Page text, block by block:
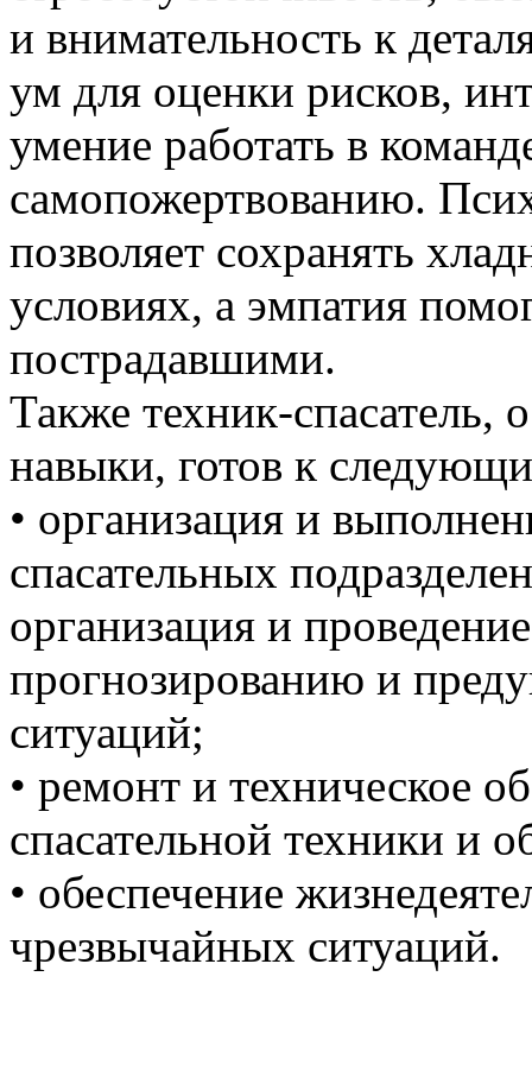
и внимательность к
ум для оценки рисков,
умение работать в
самопожертвованию.
позволяет сохранять
условиях, а эмпатия
пострадавшими.
Также техник-спасатель,
навыки, готов к
• организация и
спасательных
организация и
прогнозированию и
ситуаций;
• ремонт и техническое
спасательной техники и
• обеспечение
чрезвычайных ситуаций.